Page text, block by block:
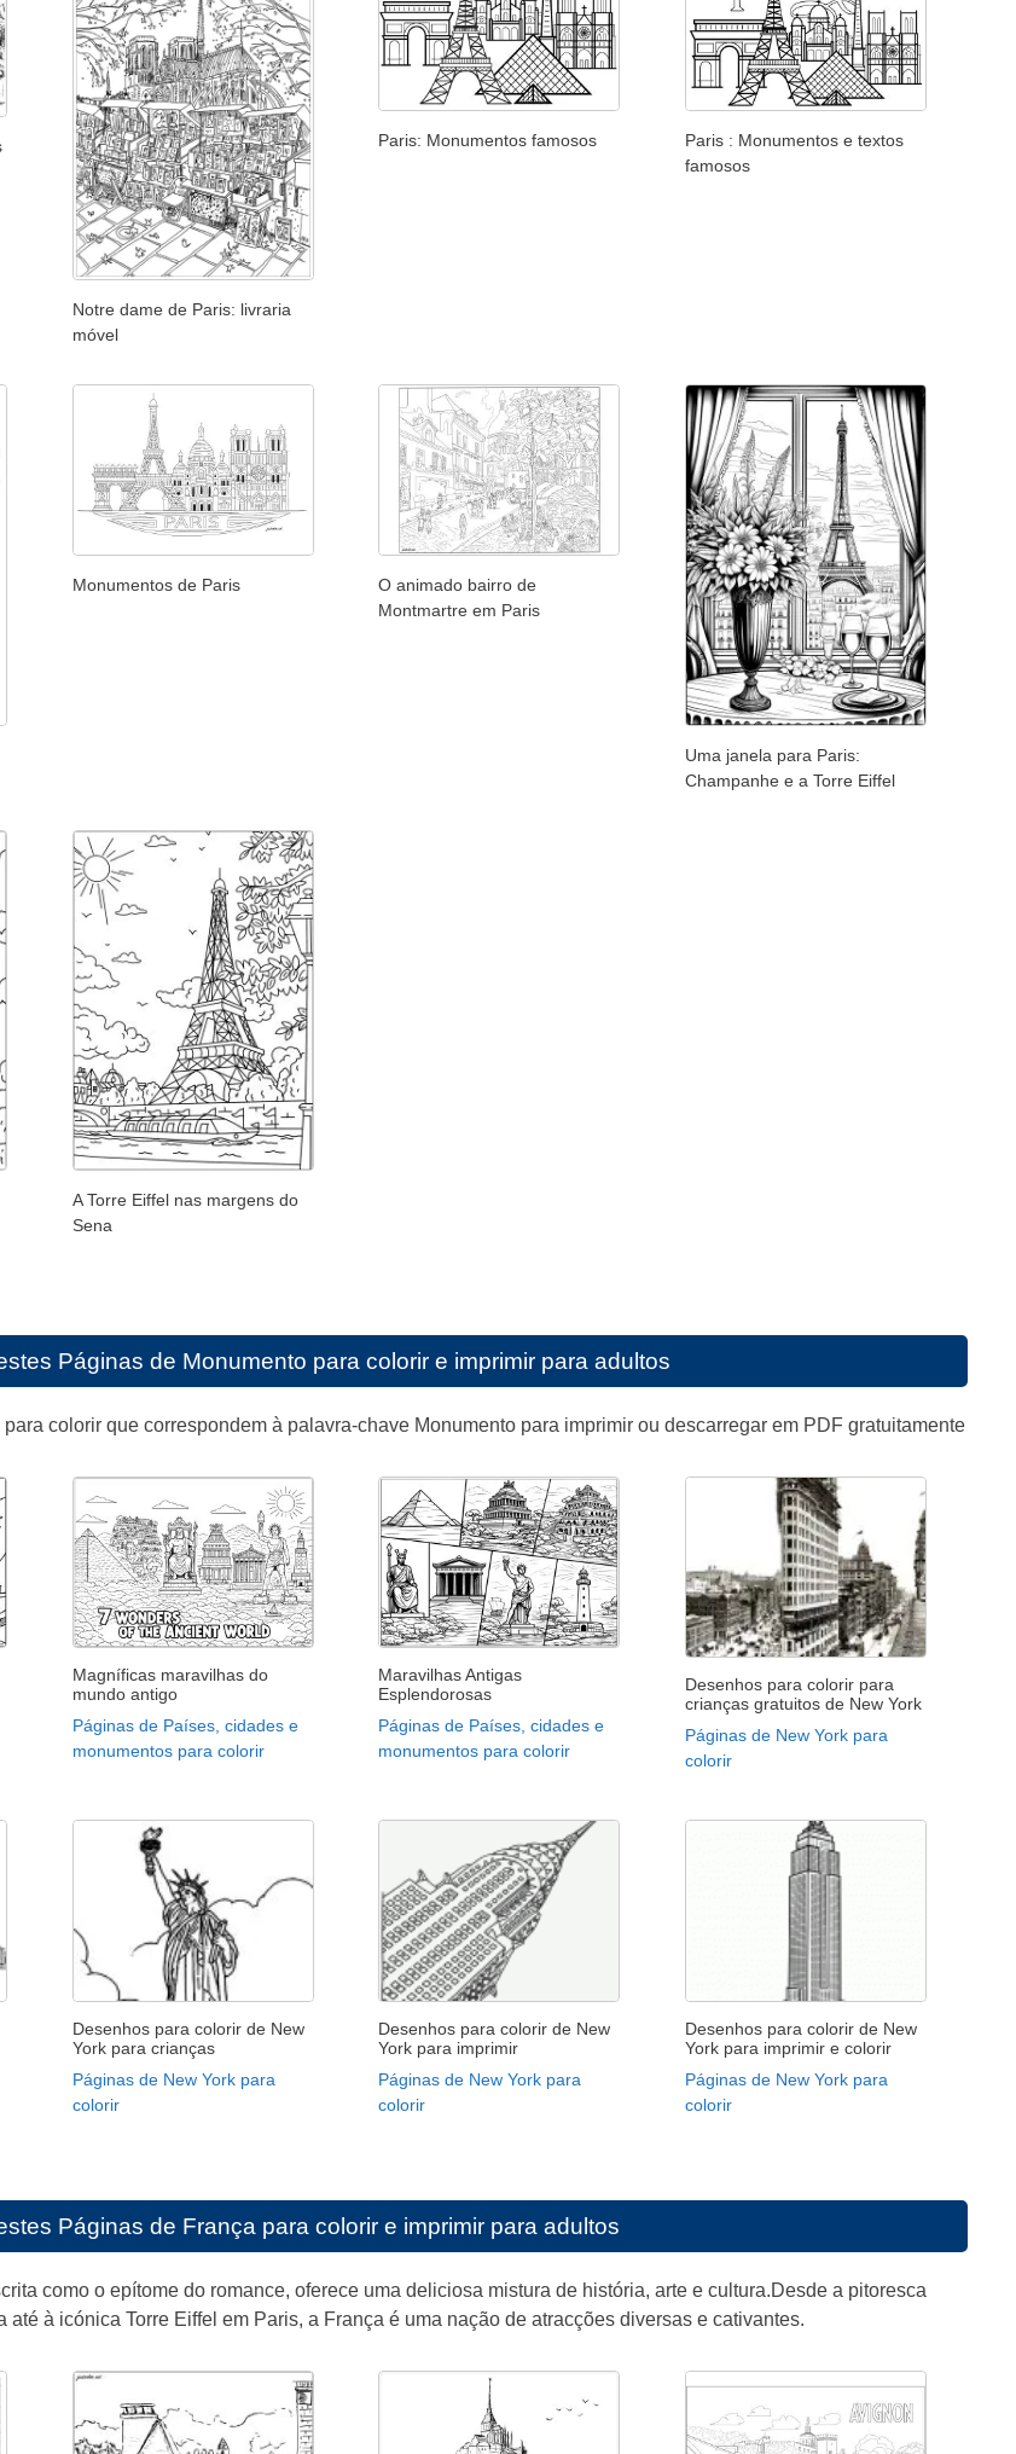
Notre dame de Paris: livraria
móvel
Paris: Monumentos famosos
Paris : Monumentos e textos
famosos
Monumentos de Paris
O animado bairro de
Montmartre em Paris
Uma janela para Paris:
Champanhe e a Torre Eiffel
A Torre Eiffel nas margens do
Sena
Páginas de Monumento para colorir e imprimir para adultos
colorir que correspondem à palavra-chave Monumento para imprimir ou descarregar em PDF gratuitamente
Magníficas maravilhas do
mundo antigo
Páginas de Países, cidades e
monumentos para colorir
Maravilhas Antigas
Esplendorosas
Páginas de Países, cidades e
monumentos para colorir
Desenhos para colorir para
crianças gratuitos de New York
Páginas de New York para
colorir
Desenhos para colorir de New
York para crianças
Páginas de New York para
colorir
Desenhos para colorir de New
York para imprimir
Páginas de New York para
colorir
Desenhos para colorir de New
York para imprimir e colorir
Páginas de New York para
colorir
Páginas de França para colorir e imprimir para adultos
como o epítome do romance, oferece uma deliciosa mistura de história, arte e cultura.Desde a pitoresca
até à icónica Torre Eiffel em Paris, a França é uma nação de atracções diversas e cativantes.